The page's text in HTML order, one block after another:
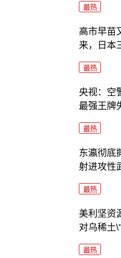
最热
高市早苗
来，日本
最热
央视：空
最强王牌
最热
东瀛彻底
射进攻性
最热
美利坚资
对乌稀土
最热